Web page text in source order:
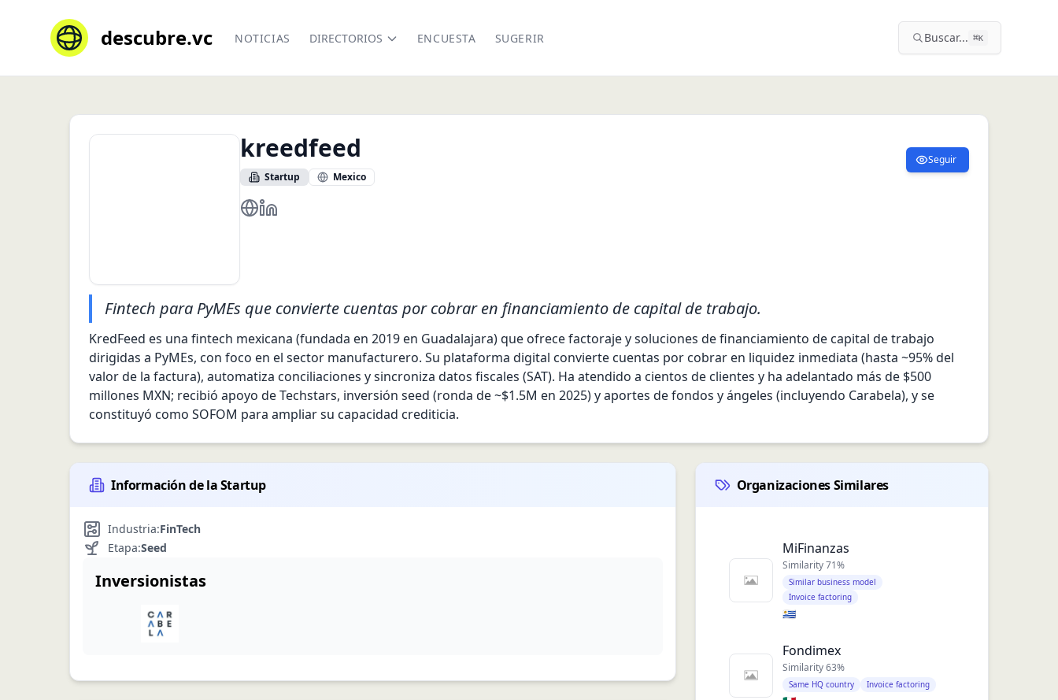
descubre.vc NOTICIAS DIRECTORIOS ENCUESTA SUGERIR Buscar... ⌘K
kreedfeed
Startup Mexico
Seguir
https://kredfeed.com/
https://www.linkedin.com/company/kredfeed/
Fintech para PyMEs que convierte cuentas por cobrar en financiamiento de capital de trabajo.
KredFeed es una fintech mexicana (fundada en 2019 en Guadalajara) que ofrece factoraje y soluciones de financiamiento de capital de trabajo
dirigidas a PyMEs, con foco en el sector manufacturero. Su plataforma digital convierte cuentas por cobrar en liquidez inmediata (hasta ~95% del
valor de la factura), automatiza conciliaciones y sincroniza datos fiscales (SAT). Ha atendido a cientos de clientes y ha adelantado más de $500
millones MXN; recibió apoyo de Techstars, inversión seed (ronda de ~$1.5M en 2025) y aportes de fondos y ángeles (incluyendo Carabela), y se
constituyó como SOFOM para ampliar su capacidad crediticia.
Información de la Startup
Industria:FinTech
Etapa:Seed
Inversionistas
Organizaciones Similares
MiFinanzas
Similarity71%
Similar business model
Invoice factoring
🇺🇾
Fondimex
Similarity63%
Same HQ country Invoice factoring